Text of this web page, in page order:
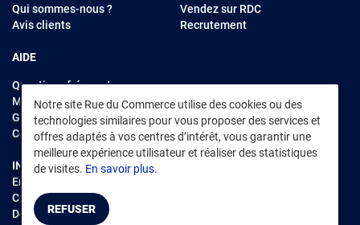
Notre site Rue du Commerce utilise des cookies ou des
technologies similaires pour vous proposer des services et
offres adaptés à vos centres d’intérêt, vous garantir une
meilleure expérience utilisateur et réaliser des statistiques
de visites. En savoir plus.
REFUSER
Qui sommes-nous ?
Avis clients
AIDE
Questions fréquentes
Modes de règlements
Garantie et retours
Contacter Rue du Commerce
Vendez sur RDC
Recrutement
INFORMATIONS LÉGALES
Environnement
CGV /CGU Marketplace
Données personnelles